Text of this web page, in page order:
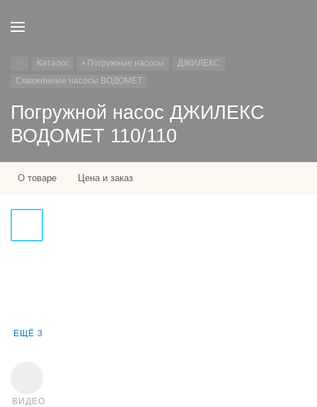
Каталог • Погружные насосы
ДЖИЛЕКС
Скважинные насосы ВОДОМЕТ
Погружной насос ДЖИЛЕКС
ВОДОМЕТ 110/110
О товаре Цена и заказ
ЕЩЁ 3
ВИДЕО